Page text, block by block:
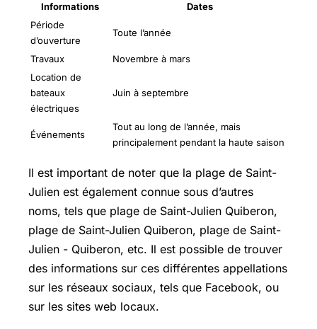
Informations
Dates
Période
d’ouverture
Toute l’année
Travaux
Novembre à mars
Location de
bateaux
électriques
Juin à septembre
Événements
Tout au long de l’année, mais
principalement pendant la haute saison
Il est important de noter que la plage de Saint-
Julien est également connue sous d’autres
noms, tels que plage de Saint-Julien Quiberon,
plage de Saint-Julien Quiberon, plage de Saint-
Julien - Quiberon, etc. Il est possible de trouver
des informations sur ces différentes appellations
sur les réseaux sociaux, tels que Facebook, ou
sur les sites web locaux.